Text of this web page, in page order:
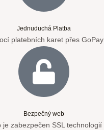
Jednuduchá Platba
platebních karet přes GoPay
Bezpečný web
je zabezpečen SSL technologií